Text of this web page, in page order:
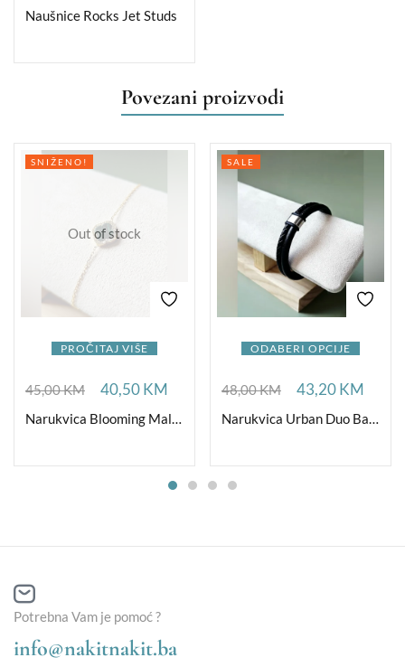
Naušnice Rocks Jet Studs
Povezani proizvodi
Out of stock
PROČITAJ VIŠE
SNIŽENO!
45,00KM 40,50KM
Narukvica Blooming Malahit CZ
ODABERI OPCIJE
SALE
48,00KM 43,20KM
Narukvica Urban Duo Base 12
Potrebna Vam je pomoć ?
info@nakitnakit.ba